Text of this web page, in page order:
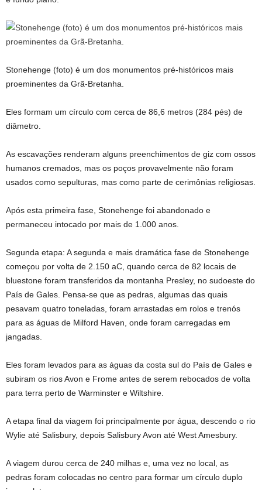
Stonehenge (foto) é um dos monumentos pré-históricos mais
proeminentes da Grã-Bretanha.
Eles formam um círculo com cerca de 86,6 metros (284 pés) de
diâmetro.
As escavações renderam alguns preenchimentos de giz com ossos
humanos cremados, mas os poços provavelmente não foram
usados ​​como sepulturas, mas como parte de cerimônias religiosas.
Após esta primeira fase, Stonehenge foi abandonado e
permaneceu intocado por mais de 1.000 anos.
Segunda etapa: A segunda e mais dramática fase de Stonehenge
começou por volta de 2.150 aC, quando cerca de 82 locais de
bluestone foram transferidos da montanha Presley, no sudoeste do
País de Gales. Pensa-se que as pedras, algumas das quais
pesavam quatro toneladas, foram arrastadas em rolos e trenós
para as águas de Milford Haven, onde foram carregadas em
jangadas.
Eles foram levados para as águas da costa sul do País de Gales e
subiram os rios Avon e Frome antes de serem rebocados de volta
para terra perto de Warminster e Wiltshire.
A etapa final da viagem foi principalmente por água, descendo o rio
Wylie até Salisbury, depois Salisbury Avon até West Amesbury.
A viagem durou cerca de 240 milhas e, uma vez no local, as
pedras foram colocadas no centro para formar um círculo duplo